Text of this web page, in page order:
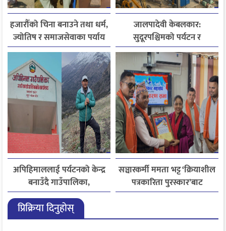
हजारौँको चिना बनाउने तथा धर्म,
ज्योतिष र समाजसेवाका पर्याय
धनदेव जोशी अब स्मृतिमा
जालपादेवी केबलकार:
सुदूरपश्चिमको पर्यटन र
समृद्धिको नयाँ आधार
अपिहिमाललाई पर्यटनको केन्द्र
बनाउँदै गाउँपालिका,
बहुआयामिक पर्यटन विकासमा
जोड
सञ्चारकर्मी ममता भट्ट ‘क्रियाशील
पत्रकारिता पुरस्कार’बाट
सम्मानित
प्रिक्रिया दिनुहोस्